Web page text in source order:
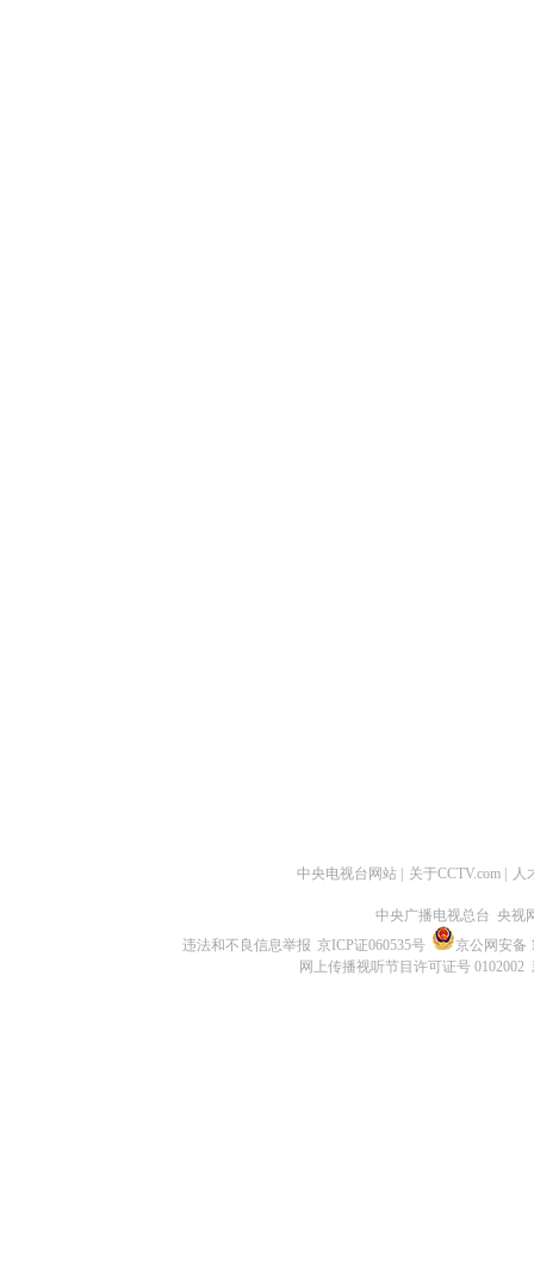
中央电视台网站 关于CCTV.com 人
中央广播电视总台 央视
违法和不良信息举报 京ICP证060535号
京公网安备
网上传播视听节目许可证号 0102002